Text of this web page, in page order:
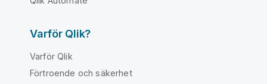
Varför Qlik?
Varför Qlik
Förtroende och säkerhet